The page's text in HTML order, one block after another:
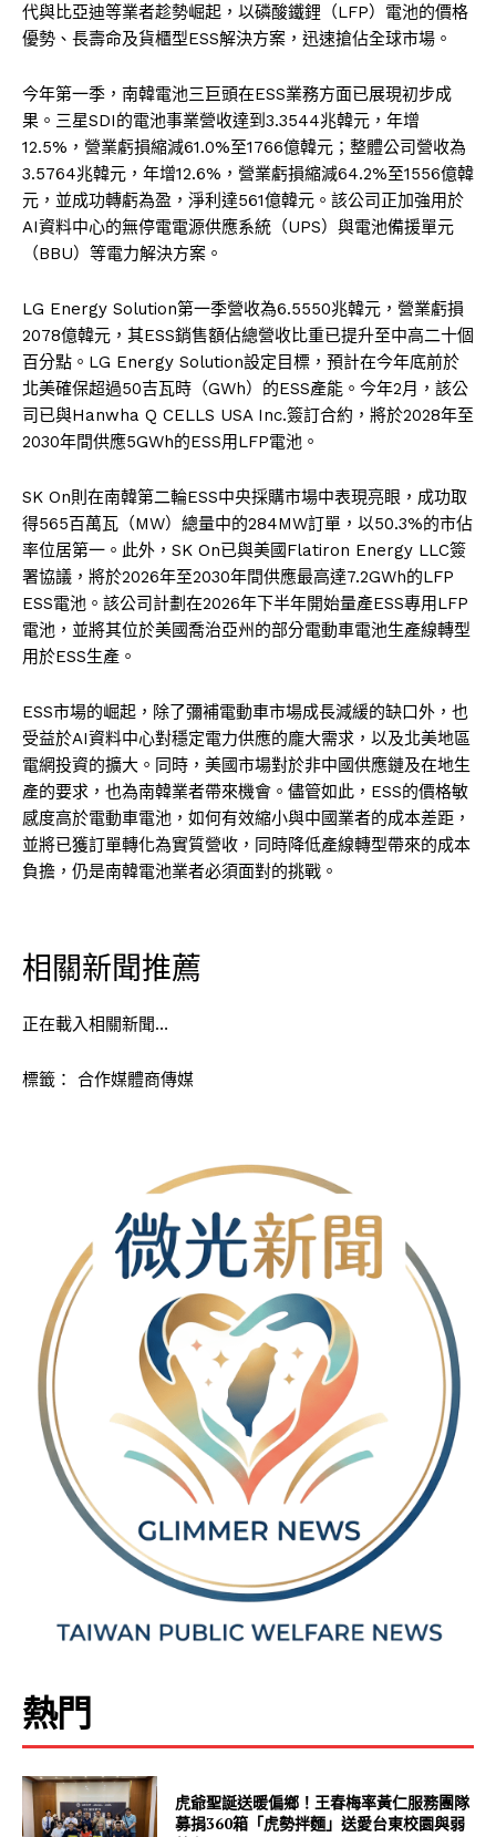
代與比亞迪等業者趁勢崛起，以磷酸鐵鋰（LFP）電池的價格
優勢、長壽命及貨櫃型ESS解決方案，迅速搶佔全球市場。
今年第一季，南韓電池三巨頭在ESS業務方面已展現初步成
果。三星SDI的電池事業營收達到3.3544兆韓元，年增
12.5%，營業虧損縮減61.0%至1766億韓元；整體公司營收為
3.5764兆韓元，年增12.6%，營業虧損縮減64.2%至1556億韓
元，並成功轉虧為盈，淨利達561億韓元。該公司正加強用於
AI資料中心的無停電電源供應系統（UPS）與電池備援單元
（BBU）等電力解決方案。
LG Energy Solution第一季營收為6.5550兆韓元，營業虧損
2078億韓元，其ESS銷售額佔總營收比重已提升至中高二十個
百分點。LG Energy Solution設定目標，預計在今年底前於
北美確保超過50吉瓦時（GWh）的ESS產能。今年2月，該公
司已與Hanwha Q CELLS USA Inc.簽訂合約，將於2028年至
2030年間供應5GWh的ESS用LFP電池。
SK On則在南韓第二輪ESS中央採購市場中表現亮眼，成功取
得565百萬瓦（MW）總量中的284MW訂單，以50.3%的市佔
率位居第一。此外，SK On已與美國Flatiron Energy LLC簽
署協議，將於2026年至2030年間供應最高達7.2GWh的LFP
ESS電池。該公司計劃在2026年下半年開始量產ESS專用LFP
電池，並將其位於美國喬治亞州的部分電動車電池生產線轉型
用於ESS生產。
ESS市場的崛起，除了彌補電動車市場成長減緩的缺口外，也
受益於AI資料中心對穩定電力供應的龐大需求，以及北美地區
電網投資的擴大。同時，美國市場對於非中國供應鏈及在地生
產的要求，也為南韓業者帶來機會。儘管如此，ESS的價格敏
感度高於電動車電池，如何有效縮小與中國業者的成本差距，
並將已獲訂單轉化為實質營收，同時降低產線轉型帶來的成本
負擔，仍是南韓電池業者必須面對的挑戰。
相關新聞推薦
正在載入相關新聞…
標籤： 合作媒體商傳媒
熱門
虎爺聖誕送暖偏鄉！王春梅率黃仁服務團隊
募捐360箱「虎勢拌麵」送愛台東校園與弱